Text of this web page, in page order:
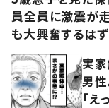
員全員に激震が
も大興奮するはず
実
男
「え